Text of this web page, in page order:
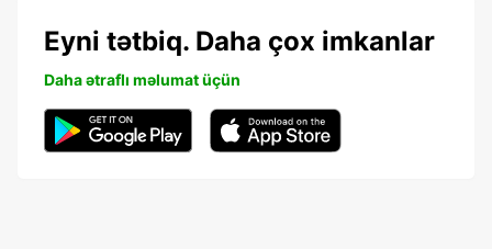
Eyni tətbiq. Daha çox imkanlar
Daha ətraflı məlumat üçün